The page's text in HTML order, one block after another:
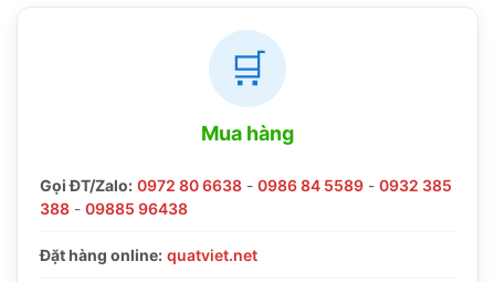
🛒
Mua hàng
Gọi ĐT/Zalo: 0972 80 6638 - 0986 84 5589 - 0932 385
388 - 09885 96438
Đặt hàng online: quatviet.net